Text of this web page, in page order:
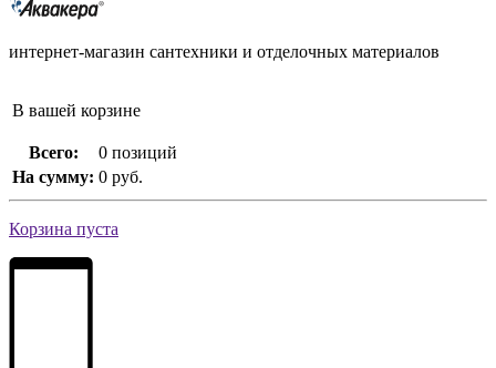
интернет-магазин сантехники и отделочных материалов
В вашей корзине
Всего:
0 позиций
На сумму: 0 руб.
Корзина пуста